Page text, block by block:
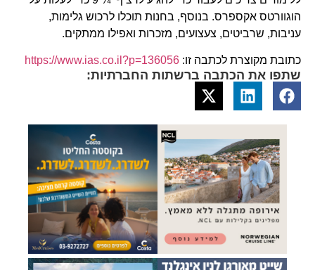
הוגוורטס אקספרס. בנוסף, בחנות תוכלו לרכוש גלימות,
עניבות, שרביטים, צעצועים, מזכרות ואפילו ממתקים.
כתובת מקוצרת לכתבה זו: https://www.ias.co.il?p=136056
שתפו את הכתבה ברשתות החברתיות: